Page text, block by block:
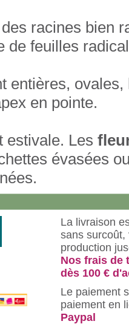
racines bien
de feuilles
entières,
en pointe.
estivale. Les
évasées
La livraison
sans surcoût,
production
Nos frais de
dès 100 €
Le paiement
paiement en
Paypal